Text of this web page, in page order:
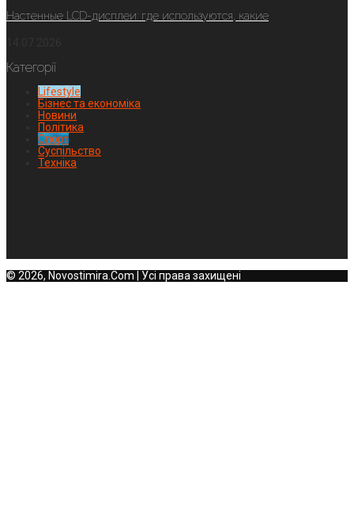
Настенные LCD-дисплеи: где используются, какие
Категорії
Lifestyle
Бізнес та економіка
Новини
Політика
Спорт
Суспільство
Техніка
© 2026, Novostimira.Com | Усі права захищені